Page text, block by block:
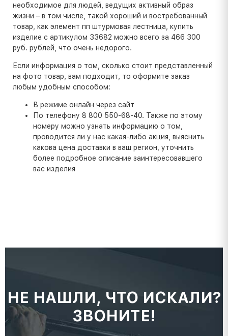
необходимое для людей, ведущих активный образ
жизни – в том числе, такой хороший и востребованный
товар, как элемент пп штурмовая лестница, купить
изделие с артикулом 33682 можно всего за 466 300
руб. рублей, что очень недорого.
Если информация о том, сколько стоит представленный
на фото товар, вам подходит, то оформите заказ
любым удобным способом:
В режиме онлайн через сайт
По телефону 8 800 550-68-40. Также по этому
номеру можно узнать информацию о том,
проводится ли у нас какая-либо акция, выяснить
какова цена доставки в ваш регион, уточнить
более подробное описание заинтересовавшего
вас изделия
НЕ НАШЛИ, ЧТО ИСКАЛИ?
ЗВОНИТЕ!